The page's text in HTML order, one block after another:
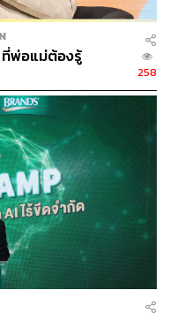
ที่พ่อแม่ต้องรู้
258